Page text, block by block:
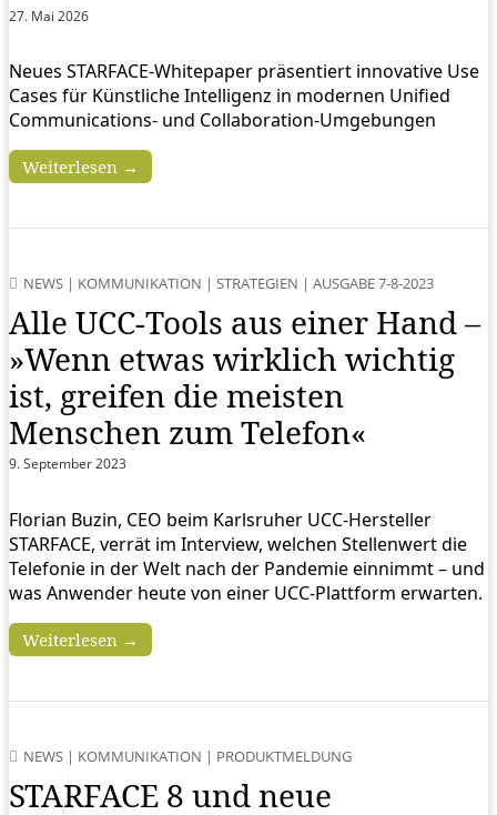
27. Mai 2026
Neues STARFACE-Whitepaper präsentiert innovative Use
Cases für Künstliche Intelligenz in modernen Unified
Communications- und Collaboration-Umgebungen
Weiterlesen →
NEWS | KOMMUNIKATION | STRATEGIEN | AUSGABE 7-8-2023
Alle UCC-Tools aus einer Hand –
»Wenn etwas wirklich wichtig
ist, greifen die meisten
Menschen zum Telefon«
9. September 2023
Florian Buzin, CEO beim Karlsruher UCC-Hersteller
STARFACE, verrät im Interview, welchen Stellenwert die
Telefonie in der Welt nach der Pandemie einnimmt – und
was Anwender heute von einer UCC-Plattform erwarten.
Weiterlesen →
NEWS | KOMMUNIKATION | PRODUKTMELDUNG
STARFACE 8 und neue